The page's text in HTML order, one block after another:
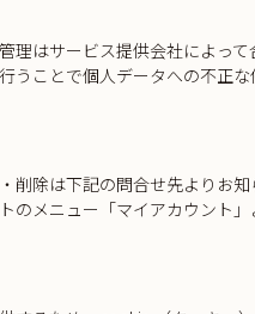
理はサービス提供会社によっ
うことで個人データへの不正
削除は下記の問合せ先よりお知
のメニュー「マイアカウント」